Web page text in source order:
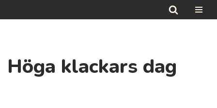
Höga klackars dag